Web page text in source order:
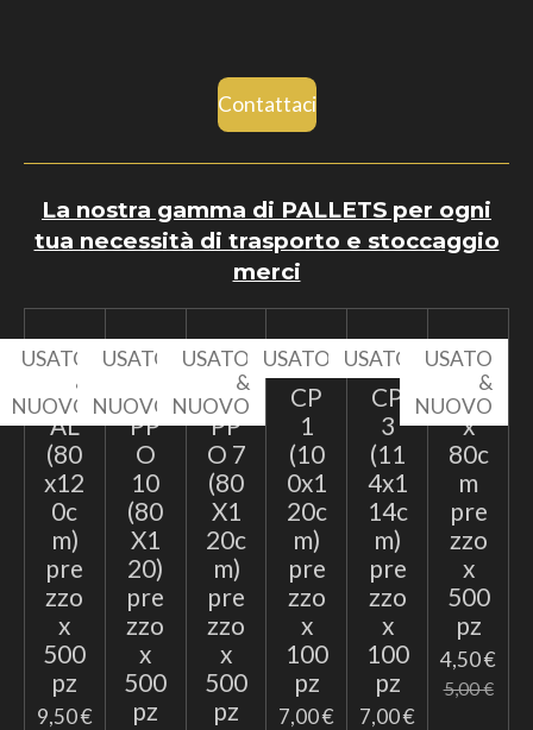
Contattaci
La nostra gamma di PALLETS per ogni
tua necessità di trasporto e stoccaggio
merci
USATO
&
NUOVO
EP
AL
(80
x12
0c
m)
pre
zzo
x
500
pz
9,50 €
USATO
NUOVO
TA
PP
O
10
(80
X1
20)
pre
zzo
x
500
pz
USATO
&
NUOVO
TA
PP
O 7
(80
X1
20c
m)
pre
zzo
x
500
pz
USATO
CP
1
(10
0x1
20c
m)
pre
zzo
x
100
pz
7,00 €
USATO
CP
3
(11
4x1
14c
m)
pre
zzo
x
100
pz
7,00 €
USATO
&
NUOVO
60
x
80c
m
pre
zzo
x
500
pz
4,50 €
5,00 €